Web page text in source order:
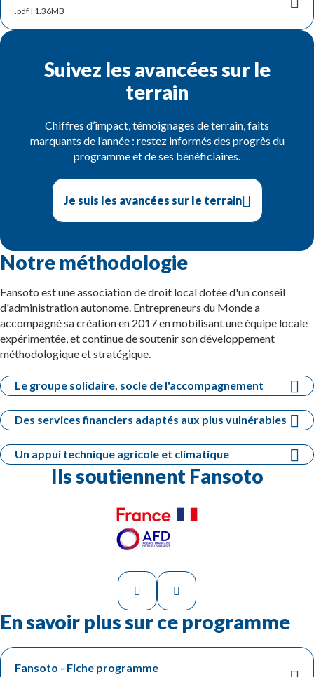
.pdf | 1.36MB
Suivez les avancées sur le
terrain
Chiffres d’impact, témoignages de terrain, faits
marquants de l’année : restez informés des progrès du
programme et de ses bénéficiaires.
Je suis les avancées sur le terrain
Notre méthodologie
Fansoto est une association de droit local dotée d'un conseil
d'administration autonome. Entrepreneurs du Monde a
accompagné sa création en 2017 en mobilisant une équipe locale
expérimentée, et continue de soutenir son développement
méthodologique et stratégique.
Le groupe solidaire, socle de l'accompagnement
Des services financiers adaptés aux plus vulnérables
Un appui technique agricole et climatique
Ils soutiennent Fansoto
En savoir plus sur ce programme
Fansoto - Fiche programme